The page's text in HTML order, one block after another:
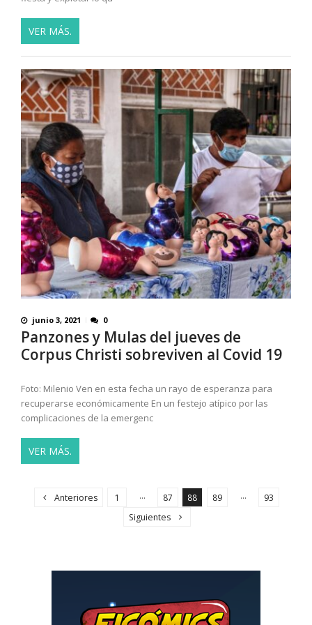
VER MÁS.
junio 3, 2021 0
Panzones y Mulas del jueves de
Corpus Christi sobreviven al Covid 19
Foto: Milenio Ven en esta fecha un rayo de esperanza para
recuperarse económicamente En un festejo atípico por las
complicaciones de la emergenc
VER MÁS.
Anteriores 1 … 87 88 89 …
93
Siguientes